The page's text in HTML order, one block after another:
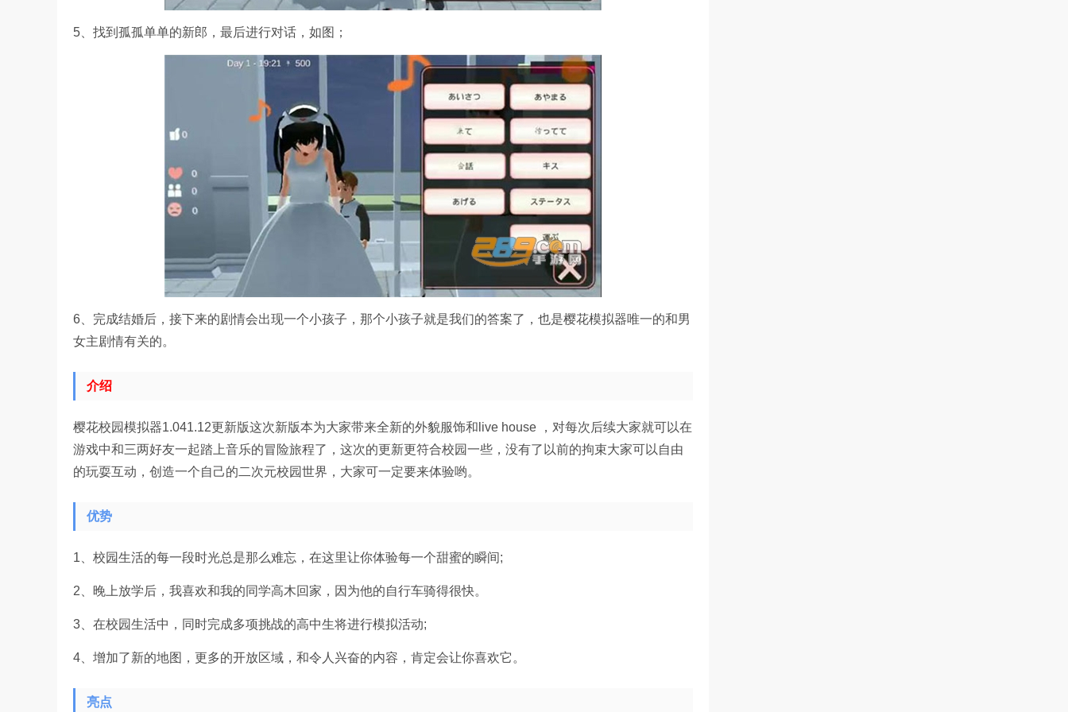
5、找到孤孤单单的新郎，最后进行对话，如图；
6、完成结婚后，接下来的剧情会出现一个小孩子，那个小孩子就是我们的答案了，也是樱花模拟器唯一的和男
女主剧情有关的。
介绍
樱花校园模拟器1.041.12更新版这次新版本为大家带来全新的外貌服饰和live house ，对每次后续大家就可以在
游戏中和三两好友一起踏上音乐的冒险旅程了，这次的更新更符合校园一些，没有了以前的拘束大家可以自由
的玩耍互动，创造一个自己的二次元校园世界，大家可一定要来体验哟。
优势
1、校园生活的每一段时光总是那么难忘，在这里让你体验每一个甜蜜的瞬间;
2、晚上放学后，我喜欢和我的同学高木回家，因为他的自行车骑得很快。
3、在校园生活中，同时完成多项挑战的高中生将进行模拟活动;
4、增加了新的地图，更多的开放区域，和令人兴奋的内容，肯定会让你喜欢它。
亮点